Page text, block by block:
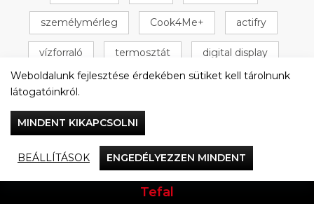
személymérleg Cook4Me+ actifry
vízforraló termosztát digital display
+ 16 következő
Vacsorázzunk együtt
Tefal
Weboldalunk fejlesztése érdekében sütiket kell tárolnunk
látogatóinkról.
MINDENT KIKAPCSOLNI
BEÁLLÍTÁSOK ENGEDÉLYEZZEN MINDENT